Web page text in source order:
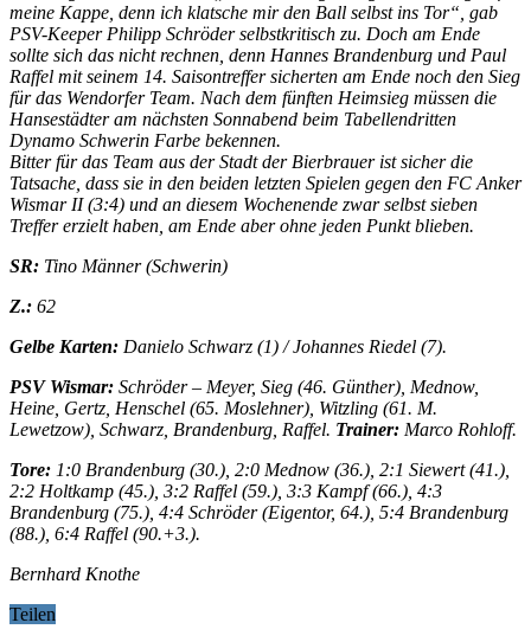
meine Kappe, denn ich klatsche mir den Ball selbst ins Tor“, gab
PSV-Keeper Philipp Schröder selbstkritisch zu. Doch am Ende
sollte sich das nicht rechnen, denn Hannes Brandenburg und Paul
Raffel mit seinem 14. Saisontreffer sicherten am Ende noch den Sieg
für das Wendorfer Team. Nach dem fünften Heimsieg müssen die
Hansestädter am nächsten Sonnabend beim Tabellendritten
Dynamo Schwerin Farbe bekennen.
Bitter für das Team aus der Stadt der Bierbrauer ist sicher die
Tatsache, dass sie in den beiden letzten Spielen gegen den FC Anker
Wismar II (3:4) und an diesem Wochenende zwar selbst sieben
Treffer erzielt haben, am Ende aber ohne jeden Punkt blieben.
SR: Tino Männer (Schwerin)
Z.: 62
Gelbe Karten: Danielo Schwarz (1) / Johannes Riedel (7).
PSV Wismar: Schröder– Meyer, Sieg (46. Günther), Mednow,
Heine, Gertz, Henschel (65. Moslehner), Witzling (61. M.
Lewetzow), Schwarz, Brandenburg, Raffel. Trainer: Marco Rohloff.
Tore: 1:0 Brandenburg (30.), 2:0 Mednow (36.), 2:1 Siewert (41.),
2:2 Holtkamp (45.), 3:2 Raffel (59.), 3:3 Kampf (66.), 4:3
Brandenburg (75.), 4:4 Schröder (Eigentor, 64.), 5:4 Brandenburg
(88.), 6:4 Raffel (90.+3.).
Bernhard Knothe
Teilen